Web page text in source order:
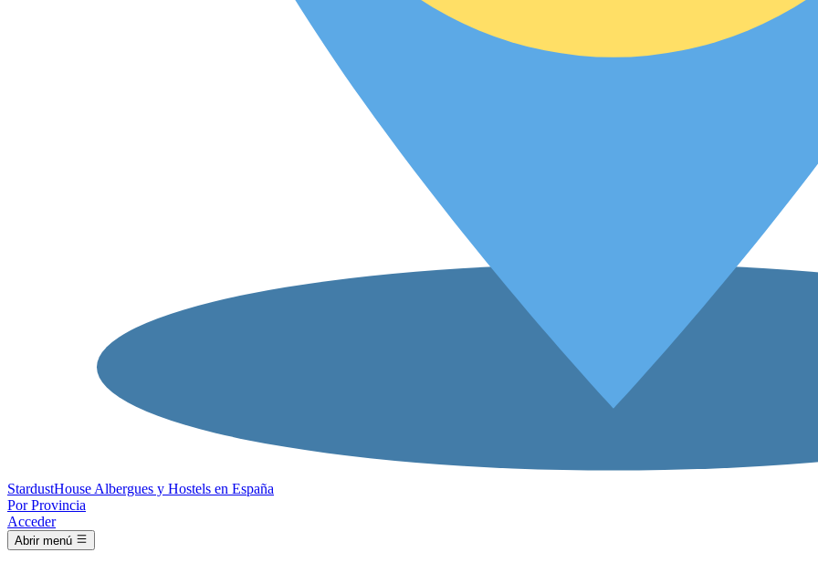
StardustHouse Albergues y Hostels en España
Por Provincia
Acceder
Abrir menú